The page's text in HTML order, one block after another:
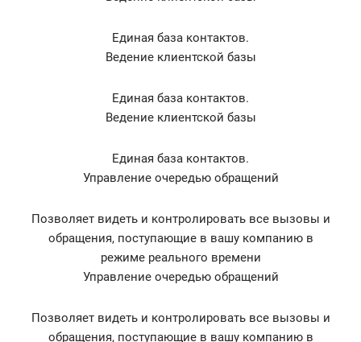
Единая база контактов.
Ведение клиентской базы
Единая база контактов.
Ведение клиентской базы
Единая база контактов.
Управление очередью обращений
Позволяет видеть и контролировать все вызовы и
обращения, поступающие в вашу компанию в
режиме реального времени
Управление очередью обращений
Позволяет видеть и контролировать все вызовы и
обращения, поступающие в вашу компанию в